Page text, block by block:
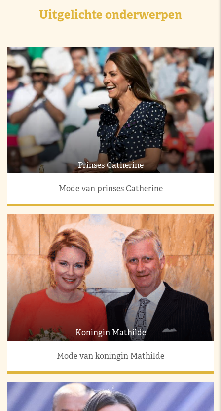
Uitgelichte onderwerpen
Prinses Catherine
Mode van prinses Catherine
Koningin Mathilde
Mode van koningin Mathilde